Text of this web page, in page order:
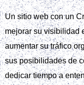
Un sitio web con un
mejorar su visibilidad
aumentar su tráfico
sus posibilidades de
dedicar tiempo a